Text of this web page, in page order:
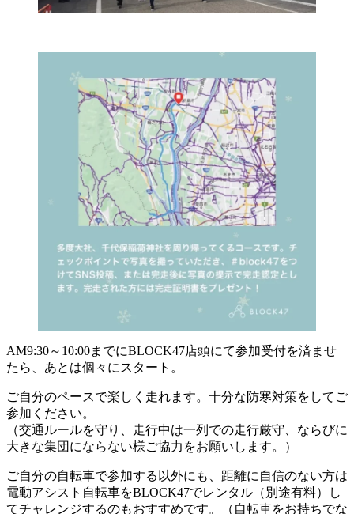
AM9:30～10:00までにBLOCK47店頭にて参加受付を済ませ
たら、あとは個々にスタート。
ご自分のペースで楽しく走れます。十分な防寒対策をしてご
参加ください。
（交通ルールを守り、走行中は一列での走行厳守、ならびに
大きな集団にならない様ご協力をお願いします。）
ご自分の自転車で参加する以外にも、距離に自信のない方は
電動アシスト自転車をBLOCK47でレンタル（別途有料）し
てチャレンジするのもおすすめです。（自転車をお持ちでな